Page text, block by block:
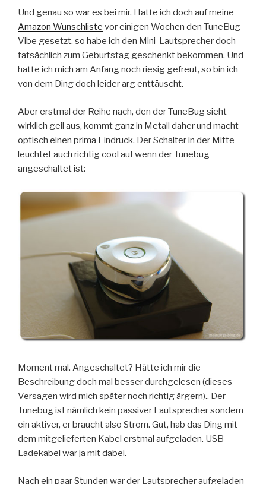
Und genau so war es bei mir. Hatte ich doch auf meine
Amazon Wunschliste vor einigen Wochen den TuneBug
Vibe gesetzt, so habe ich den Mini-Lautsprecher doch
tatsächlich zum Geburtstag geschenkt bekommen. Und
hatte ich mich am Anfang noch riesig gefreut, so bin ich
von dem Ding doch leider arg enttäuscht.
Aber erstmal der Reihe nach, den der TuneBug sieht
wirklich geil aus, kommt ganz in Metall daher und macht
optisch einen prima Eindruck. Der Schalter in der Mitte
leuchtet auch richtig cool auf wenn der Tunebug
angeschaltet ist:
Moment mal. Angeschaltet? Hätte ich mir die
Beschreibung doch mal besser durchgelesen (dieses
Versagen wird mich später noch richtig ärgern).. Der
Tunebug ist nämlich kein passiver Lautsprecher sondern
ein aktiver, er braucht also Strom. Gut, hab das Ding mit
dem mitgelieferten Kabel erstmal aufgeladen. USB
Ladekabel war ja mit dabei.
Nach ein paar Stunden war der Lautsprecher aufgeladen